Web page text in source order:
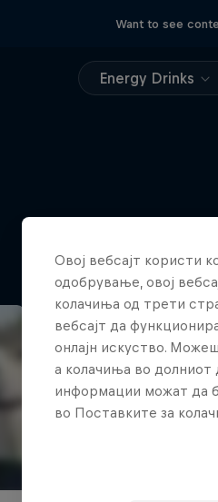
Want to see
Energy Drinks
Овој вебсајт користи
одобрување, овој
колачиња од трети
вебсајт да
онлајн искуство.
а колачиња во долниот
информации можат да
во Поставките за